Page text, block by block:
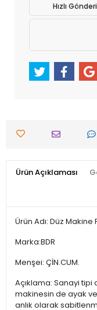
Hızlı Gönderi
Ürün Açıklaması
Ürün Adı: Düz
Marka:BDR
Menşei: ÇİN.CUM.
Açıklama: Sanayi
makinesin de ayak
anlık olarak